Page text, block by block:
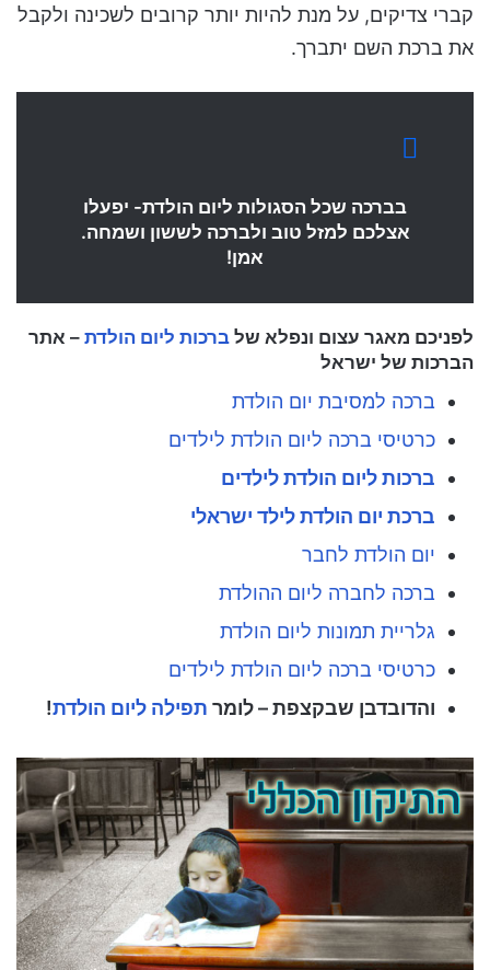
קברי צדיקים, על מנת להיות יותר קרובים לשכינה ולקבל
את ברכת השם יתברך.
בברכה שכל הסגולות ליום הולדת- יפעלו
אצלכם למזל טוב ולברכה לששון ושמחה.
אמן!
לפניכם מאגר עצום ונפלא של ברכות ליום הולדת – אתר
הברכות של ישראל
ברכה למסיבת יום הולדת
כרטיסי ברכה ליום הולדת לילדים
ברכות ליום הולדת לילדים
ברכת יום הולדת לילד ישראלי
יום הולדת לחבר
ברכה לחברה ליום ההולדת
גלריית תמונות ליום הולדת
כרטיסי ברכה ליום הולדת לילדים
והדובדבן שבקצפת – לומר תפילה ליום הולדת!